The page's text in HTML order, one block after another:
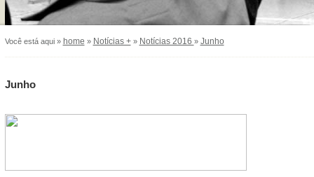
Você está aqui » home » Notícias +» Notícias 2016 » Junho
Junho